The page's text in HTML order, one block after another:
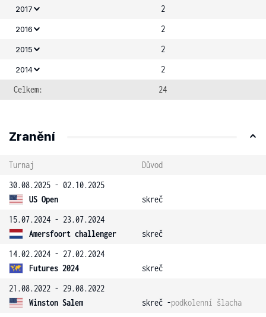
2017 2
2016 2
2015 2
2014
2
Celkem:
24
Zranění
Turnaj
Důvod
30.08.2025 - 02.10.2025
US Open
skreč
15.07.2024 - 23.07.2024
Amersfoort challenger
skreč
14.02.2024 - 27.02.2024
Futures 2024
skreč
21.08.2022 - 29.08.2022
Winston Salem
skreč -podkolenní šlacha